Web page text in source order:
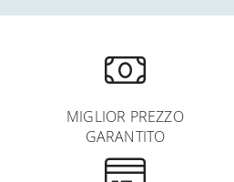
MIGLIOR PREZZO
GARANTITO